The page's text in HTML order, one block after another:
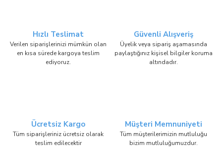
Hızlı Teslimat
Verilen siparişlerinizi mümkün olan
en kısa sürede kargoya teslim
ediyoruz.
Güvenli Alışveriş
Üyelik veya sipariş aşamasında
paylaştığınız kişisel bilgiler koruma
altındadır.
Ücretsiz Kargo
Tüm siparişleriniz ücretsiz olarak
teslim edilecektir
Müşteri Memnuniyeti
Tüm müşterilerimizin mutluluğu
bizim mutluluğumuzdur.